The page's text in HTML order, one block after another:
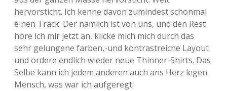
Adventskalender 2019
Adventskalender 2020
Adventskalender 2021
hervorsticht. Ich kenne davon zumindest schonmal
einen Track. Der nämlich ist von uns, und den Rest
höre ich mir jetzt an, klicke mich mich durch das
sehr gelungene farben,-und kontrastreiche Layout
und ordere endlich wieder neue Thinner-Shirts. Das
Selbe kann ich jedem anderen auch ans Herz legen.
Mensch, was war ich aufgeregt.